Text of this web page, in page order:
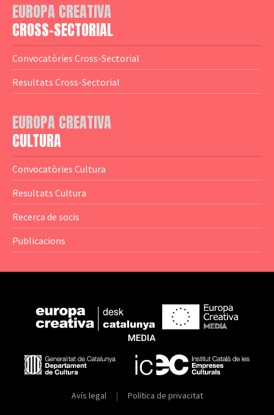
— Logotips
— Notícies
— Publicacions
— Guies MEDIA
— Altres Guies
— Presentacions
— Estudis
EUROPA CREATIVA
CROSS-SECTORIAL
Convocatòries Cross-Sectorial
Resultats Cross-Sectorial
EUROPA CREATIVA
CULTURA
Convocatòries Cultura
Resultats Cultura
Recerca de socis
Publicacions
Avís legal | Política de privacitat